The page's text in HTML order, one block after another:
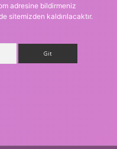
adresine bildirmeniz
sitemizden kaldırılacaktır.